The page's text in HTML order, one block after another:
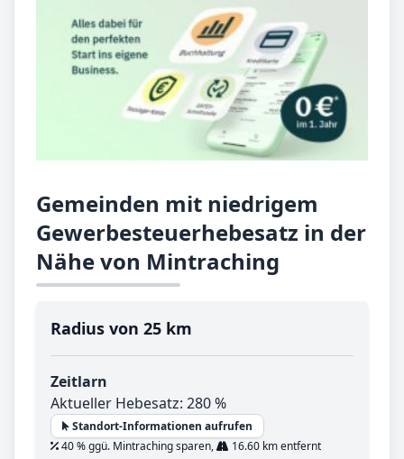
Gemeinden mit niedrigem
Gewerbesteuerhebesatz in der
Nähe von Mintraching
Radius von 25 km
Zeitlarn
Aktueller Hebesatz: 280 %
Standort-Informationen aufrufen
40 % ggü. Mintraching sparen,
16.60 km entfernt